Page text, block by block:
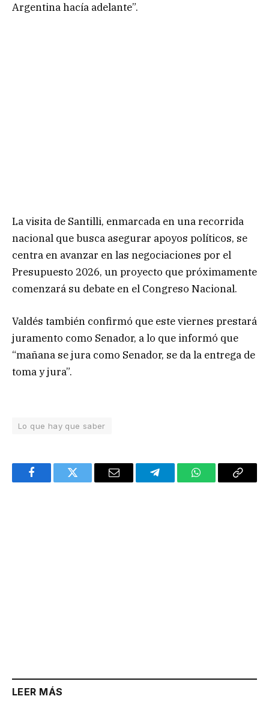
Argentina hacía adelante”.
La visita de Santilli, enmarcada en una recorrida
nacional que busca asegurar apoyos políticos, se
centra en avanzar en las negociaciones por el
Presupuesto 2026, un proyecto que próximamente
comenzará su debate en el Congreso Nacional.
Valdés también confirmó que este viernes prestará
juramento como Senador, a lo que informó que
“mañana se jura como Senador, se da la entrega de
toma y jura”.
Lo que hay que saber
FacebookTwitter Email TelegramWhatsAppCopy
LEER MÁS